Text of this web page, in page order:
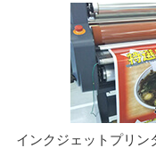
インクジェットプリン